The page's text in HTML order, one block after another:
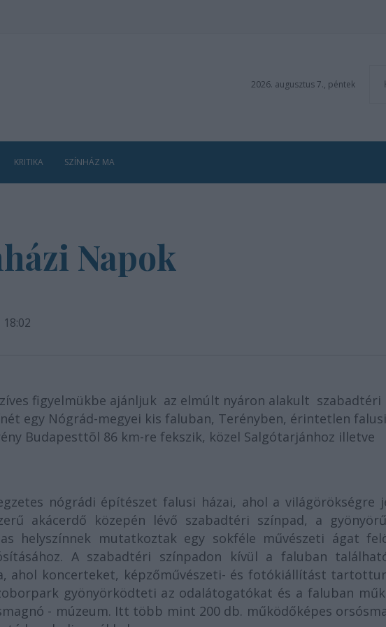
2026. augusztus 7., péntek
KRITIKA SZÍNHÁZ MA
Napok
figyelmükbe ajánljuk az elmúlt nyáron alakult szabadtéri
egy Nógrád-megyei kis faluban, Terényben, érintetlen falusi
Budapesttõl 86 km-re fekszik, közel Salgótarjánhoz illetve
nógrádi építészet falusi házai, ahol a világörökségre
akácerdő közepén lévő szabadtéri színpad, a
helyszínnek mutatkoztak egy sokféle művészeti ágat
A szabadtéri színpadon kívül a faluban
ahol koncerteket, képzőművészeti- és fotókiállítást
gyönyörködteti az odalátogatókat és a faluban
- múzeum. Itt több mint 200 db. működőképes